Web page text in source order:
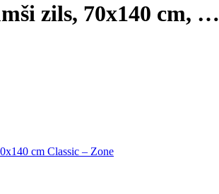
zils, 70x140 cm, …
cm Classic – Zone